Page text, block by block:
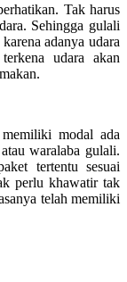
Tak harus
Sehingga gulali
adanya udara
udara akan
modal ada
waralaba gulali.
tertentu sesuai
perlu khawatir tak
telah memiliki